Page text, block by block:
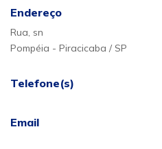
Endereço
Rua, sn
Pompéia - Piracicaba / SP
Telefone(s)
Email